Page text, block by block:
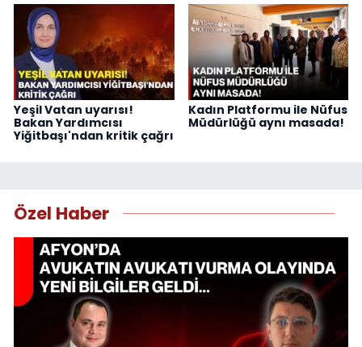
Yeşil Vatan uyarısı!
Bakan Yardımcısı
Yiğitbaşı'ndan kritik çağrı
Kadın Platformu ile Nüfus
Müdürlüğü aynı masada!
Özel Haber